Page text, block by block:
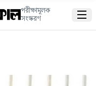
পরীক্ষামূলক
সংস্করণ 